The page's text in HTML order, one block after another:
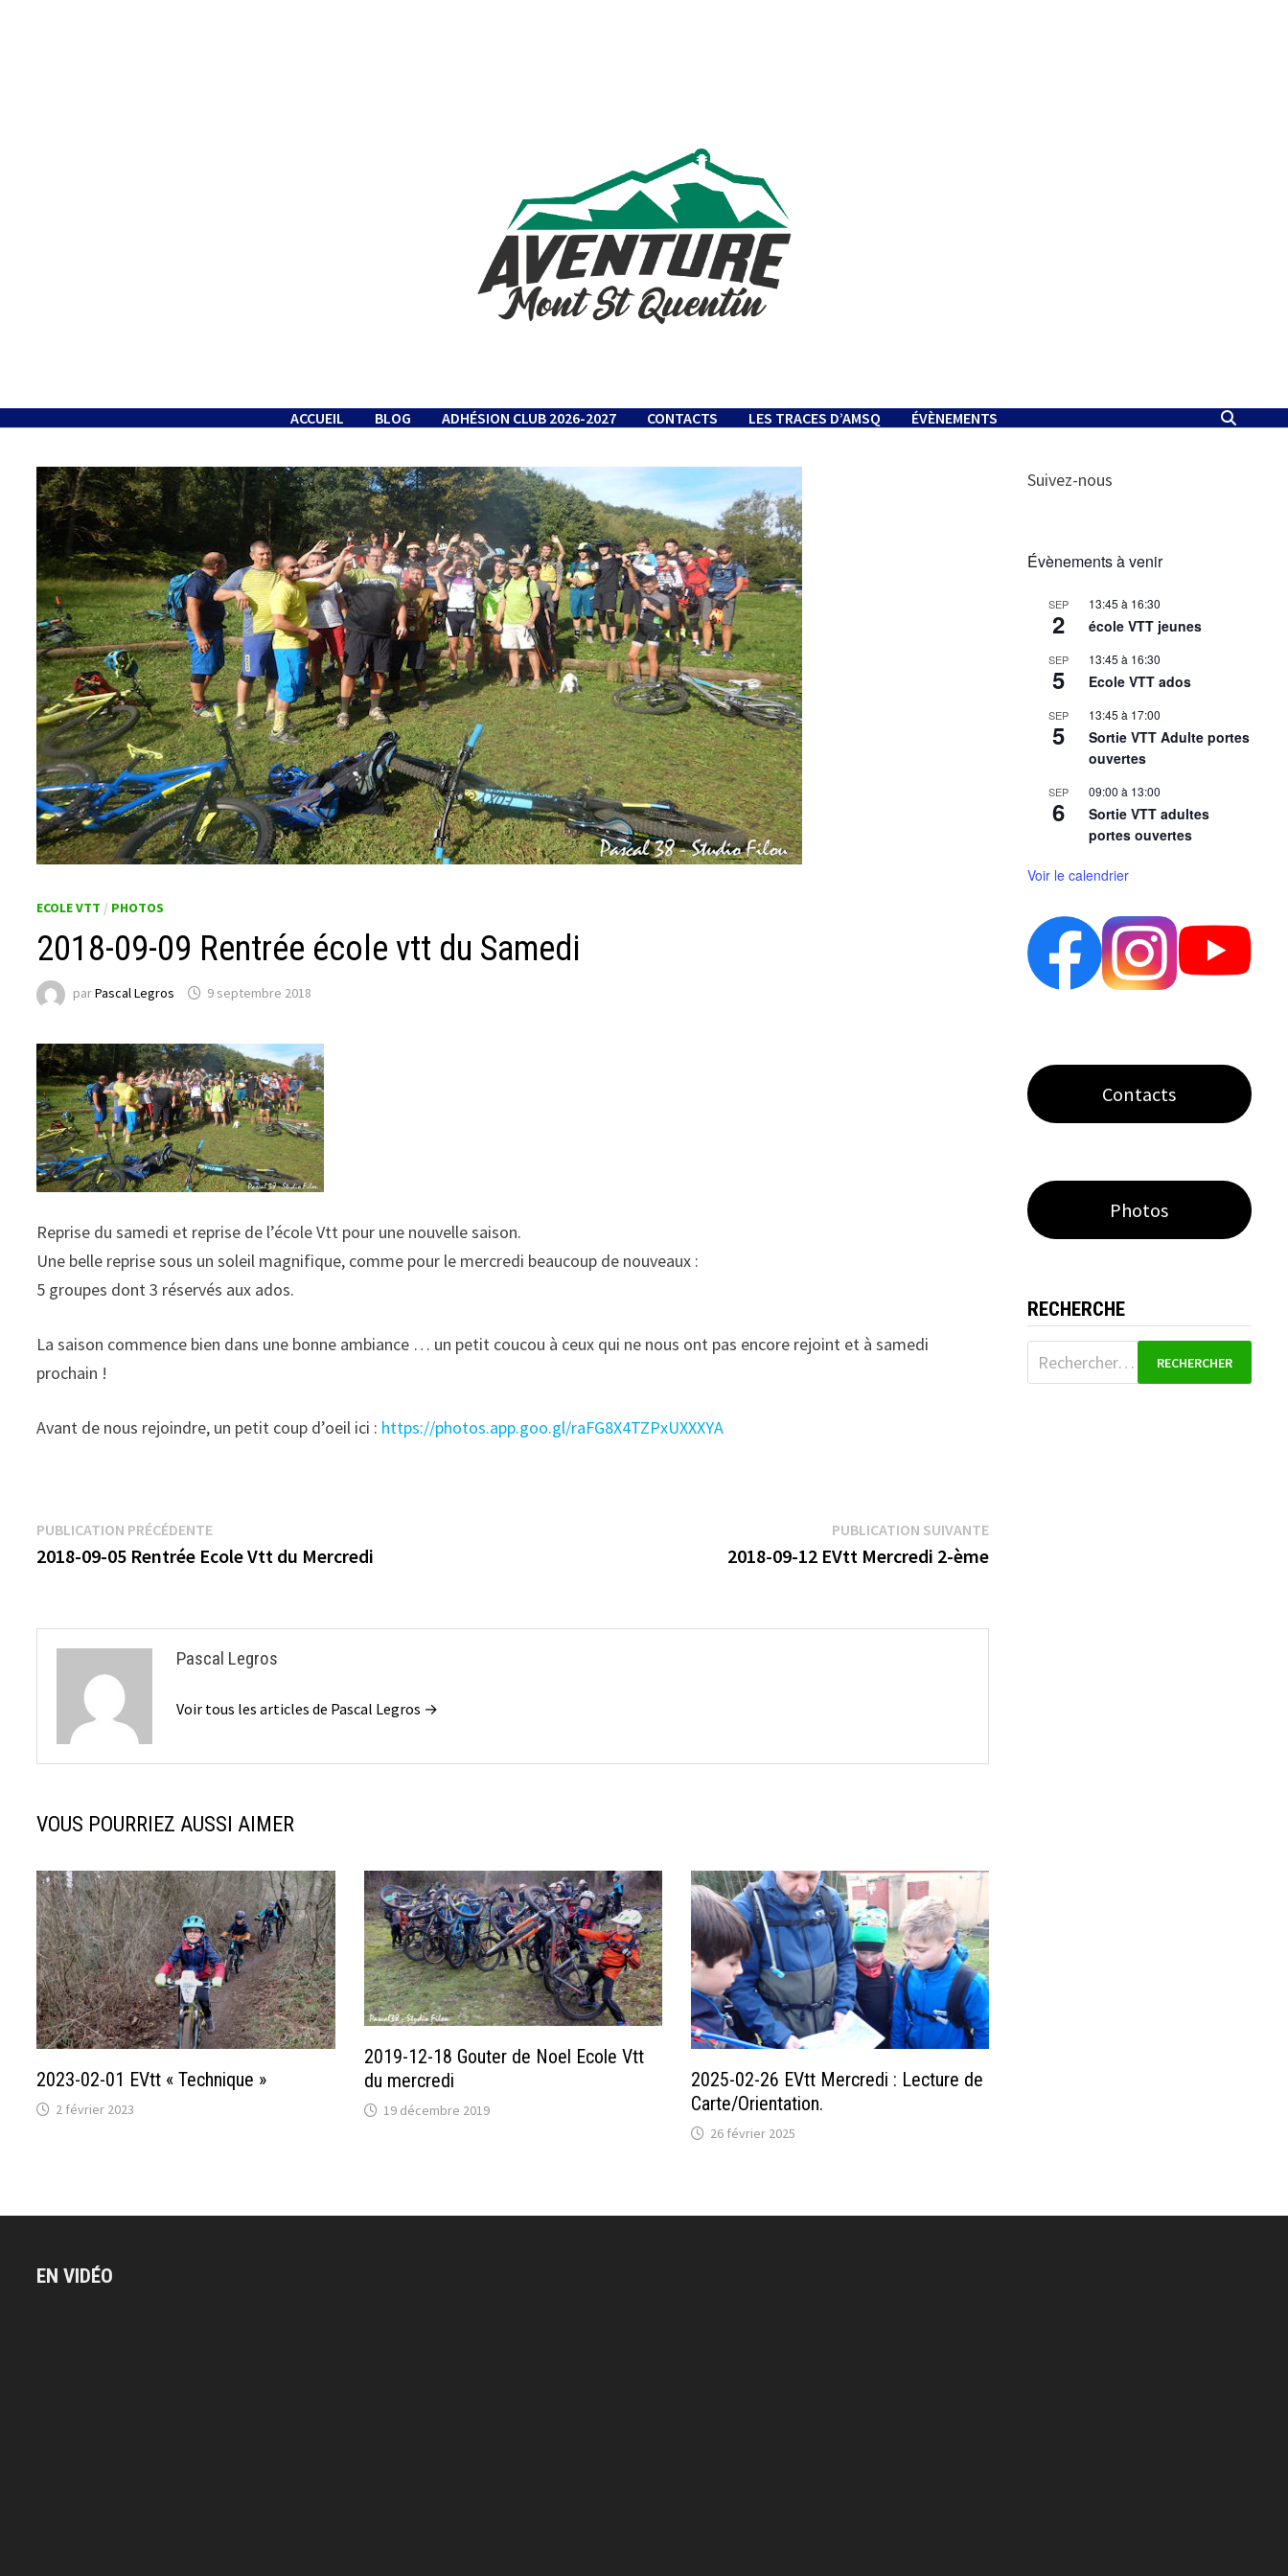
ACCUEIL BLOG ADHÉSION CLUB 2026-2027 CONTACTS LES TRACES D’AMSQ ÉVÈNEMENTS
ECOLE VTT / PHOTOS
2018-09-09 Rentrée école vtt du Samedi
parPascal Legros 9 septembre 2018
Reprise du samedi et reprise de l’école Vtt pour une nouvelle saison.
Une belle reprise sous un soleil magnifique, comme pour le mercredi beaucoup de nouveaux :
5 groupes dont 3 réservés aux ados.
La saison commence bien dans une bonne ambiance … un petit coucou à ceux qui ne nous ont pas encore rejoint et à samedi
prochain !
Avant de nous rejoindre, un petit coup d’oeil ici : https://photos.app.goo.gl/raFG8X4TZPxUXXXYA
Navigation
de
PUBLICATION PRÉCÉDENTEPublication
précédente :
2018-09-05 Rentrée Ecole Vtt du Mercredi
PUBLICATION SUIVANTEPublication
suivante :
2018-09-12 EVtt Mercredi 2-ème
Pascal Legros
Voir tous les articles de Pascal Legros →
VOUS POURRIEZ AUSSI AIMER
2023-02-01 EVtt « Technique »
2 février 2023
2019-12-18 Gouter de Noel Ecole Vtt
du mercredi
19 décembre 2019
2025-02-26 EVtt Mercredi : Lecture de
Carte/Orientation.
26 février 2025
Suivez-nous
Évènements à venir
SEP
2
13:45 à 16:30
école VTT jeunes
SEP
5
13:45 à 16:30
Ecole VTT ados
SEP
5
13:45 à 17:00
Sortie VTT Adulte portes
ouvertes
SEP
6
09:00 à 13:00
Sortie VTT adultes
portes ouvertes
Voir le calendrier
Contacts
Photos
RECHERCHE
Rechercher :
EN VIDÉO